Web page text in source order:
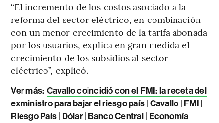
“El incremento de los costos asociado a la
reforma del sector eléctrico, en combinación
con un menor crecimiento de la tarifa abonada
por los usuarios, explica en gran medida el
crecimiento de los subsidios al sector
eléctrico”, explicó.
Ver más: Cavallo coincidió con el FMI: la receta del
exministro para bajar el riesgo país | Cavallo | FMI |
Riesgo País | Dólar | Banco Central | Economía